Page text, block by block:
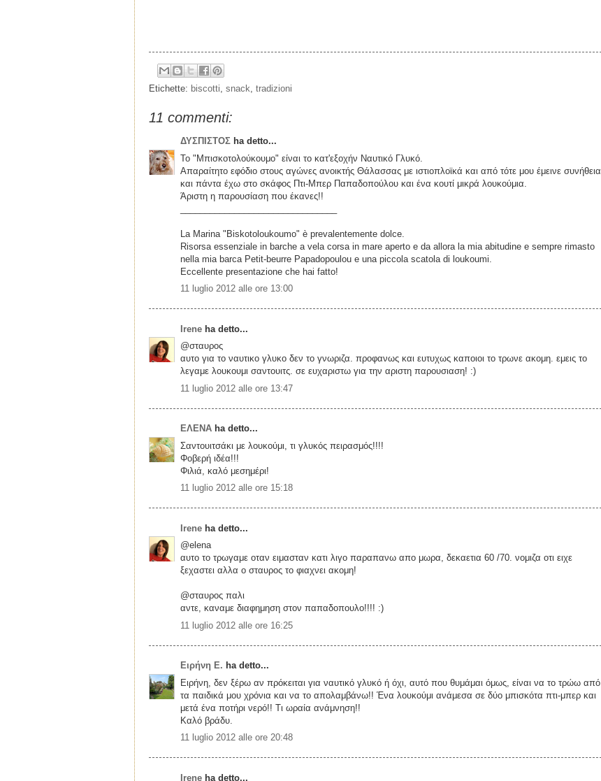
Etichette: biscotti, snack, tradizioni
11 commenti:
ΔΥΣΠΙΣΤΟΣ ha detto...
Το "Μπισκοτολούκουμο" είναι το κατ'εξοχήν Ναυτικό Γλυκό.
Απαραίτητο εφόδιο στους αγώνες ανοικτής Θάλασσας με ιστιοπλοϊκά και από τότε μου έμεινε συνήθεια
και πάντα έχω στο σκάφος Πτι-Μπερ Παπαδοπούλου και ένα κουτί μικρά λουκούμια.
Άριστη η παρουσίαση που έκανες!!
La Marina "Biskotoloukoumo" è prevalentemente dolce.
Risorsa essenziale in barche a vela corsa in mare aperto e da allora la mia abitudine e sempre rimasto
nella mia barca Petit-beurre Papadopoulou e una piccola scatola di loukoumi.
Eccellente presentazione che hai fatto!
11 luglio 2012 alle ore 13:00
Irene ha detto...
@σταυρος
αυτο για το ναυτικο γλυκο δεν το γνωριζα. προφανως και ευτυχως καποιοι το τρωνε ακομη. εμεις το
λεγαμε λουκουμι σαντουιτς. σε ευχαριστω για την αριστη παρουσιαση! :)
11 luglio 2012 alle ore 13:47
ΕΛΕΝΑ ha detto...
Σαντουιτσάκι με λουκούμι, τι γλυκός πειρασμός!!!!
Φοβερή ιδέα!!!
Φιλιά, καλό μεσημέρι!
11 luglio 2012 alle ore 15:18
Irene ha detto...
@elena
αυτο το τρωγαμε οταν ειμασταν κατι λιγο παραπανω απο μωρα, δεκαετια 60 /70. νομιζα οτι ειχε
ξεχαστει αλλα ο σταυρος το φιαχνει ακομη!
@σταυρος παλι
αντε, καναμε διαφημηση στον παπαδοπουλο!!!! :)
11 luglio 2012 alle ore 16:25
Ειρήνη Ε. ha detto...
Ειρήνη, δεν ξέρω αν πρόκειται για ναυτικό γλυκό ή όχι, αυτό που θυμάμαι όμως, είναι να το τρώω από
τα παιδικά μου χρόνια και να το απολαμβάνω!! Ένα λουκούμι ανάμεσα σε δύο μπισκότα πτι-μπερ και
μετά ένα ποτήρι νερό!! Τι ωραία ανάμνηση!!
Καλό βράδυ.
11 luglio 2012 alle ore 20:48
Irene ha detto...